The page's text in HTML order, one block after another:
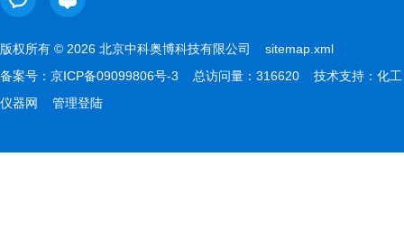
版权所有 © 2026 北京中科奥博科技有限公司 sitemap.xml
备案号： 京ICP备09099806号-3 总访问量：316620 技术支持： 化工
仪器网
管理登陆